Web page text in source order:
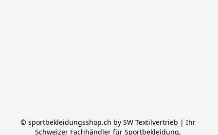
© sportbekleidungsshop.ch by SW Textilvertrieb | Ihr
Schweizer Fachhändler für Sportbekleidung,